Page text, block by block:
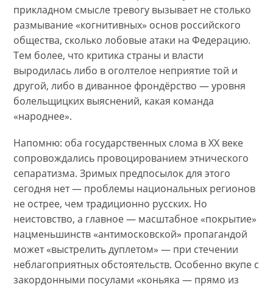
прикладном смысле тревогу вызывает не столько
размывание «когнитивных» основ российского
общества, сколько лобовые атаки на Федерацию.
Тем более, что критика страны и власти
выродилась либо в оголтелое неприятие той и
другой, либо в диванное фрондёрство — уровня
болельщицких выяснений, какая команда
«народнее».
Напомню: оба государственных слома в ХХ веке
сопровождались провоцированием этнического
сепаратизма. Зримых предпосылок для этого
сегодня нет — проблемы национальных регионов
не острее, чем традиционно русских. Но
неистовство, а главное — масштабное «покрытие»
нацменьшинств «антимосковской» пропагандой
может «выстрелить дуплетом» — при стечении
неблагоприятных обстоятельств. Особенно вкупе с
закордонными посулами «коньяка — прямо из